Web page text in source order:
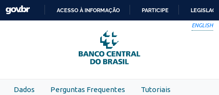
Skip to main content
PARA
O
CONTEÚDO
ACESSO À INFORMAÇÃO PARTICIPE
ENGLISH
Dados Perguntas Frequentes Tutoriais